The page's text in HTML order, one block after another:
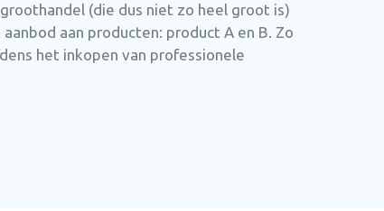
(die dus niet zo heel groot is)
aan producten: product A en B. Zo
het inkopen van professionele